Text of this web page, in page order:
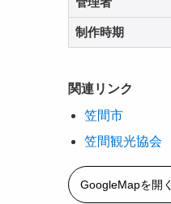
制作時期
関連リンク
笠間市
笠間観光協会
GoogleMapを開く